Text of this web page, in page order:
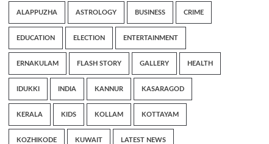
ALAPPUZHA ASTROLOGY BUSINESS CRIME
EDUCATION ELECTION ENTERTAINMENT
ERNAKULAM FLASH STORY GALLERY HEALTH
IDUKKI INDIA KANNUR KASARAGOD
KERALA KIDS KOLLAM KOTTAYAM
KOZHIKODE KUWAIT LATEST NEWS